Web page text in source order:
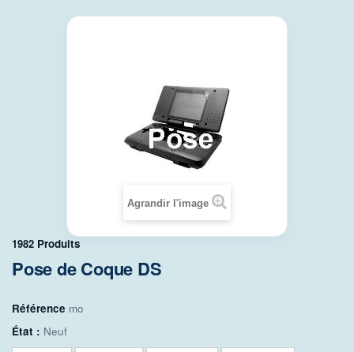
Agrandir l'image
Pose de Coque DS
Référence mo
État : Neuf
1982 Produits